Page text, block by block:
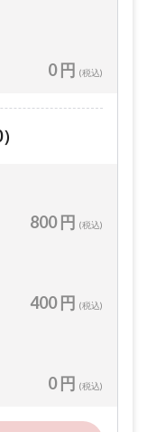
0 円 (税込)
800 円 (税込)
400 円 (税込)
0 円 (税込)